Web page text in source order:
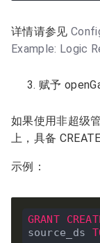
详情请参见
Example: Logic
赋予
如果使用非超级
上，具备
示例：
GRANT
source_ds